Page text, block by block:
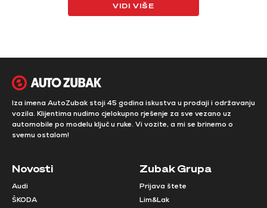
VIDI VIŠE
Iza imena AutoZubak stoji 45 godina iskustva u prodaji i održavanju
vozila. Klijentima nudimo cjelokupno rješenje za sve vezano uz
automobile po modelu ključ u ruke. Vi vozite, a mi se brinemo o
svemu ostalom!
Novosti
Audi
ŠKODA
Zubak Grupa
Prijava štete
Lim&Lak